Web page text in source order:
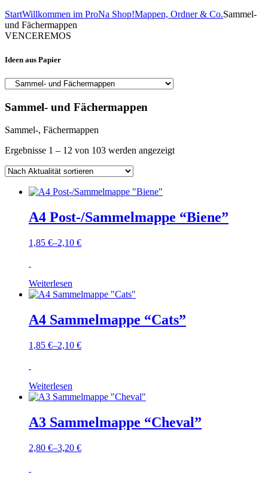
StartWillkommen im ProNa Shop!Mappen, Ordner & Co.Sammel-
und Fächermappen
VENCEREMOS
Ideen aus Papier
Sammel- und Fächermappen
Sammel-, Fächermappen
Ergebnisse 1 – 12 von 103 werden angezeigtNach
A4 Post-/Sammelmappe “Biene”
1,85 €–2,10 €
Weiterlesen
A4 Sammelmappe “Cats”
1,85 €–2,10 €
Weiterlesen
A3 Sammelmappe “Cheval”
2,80 €–3,20 €